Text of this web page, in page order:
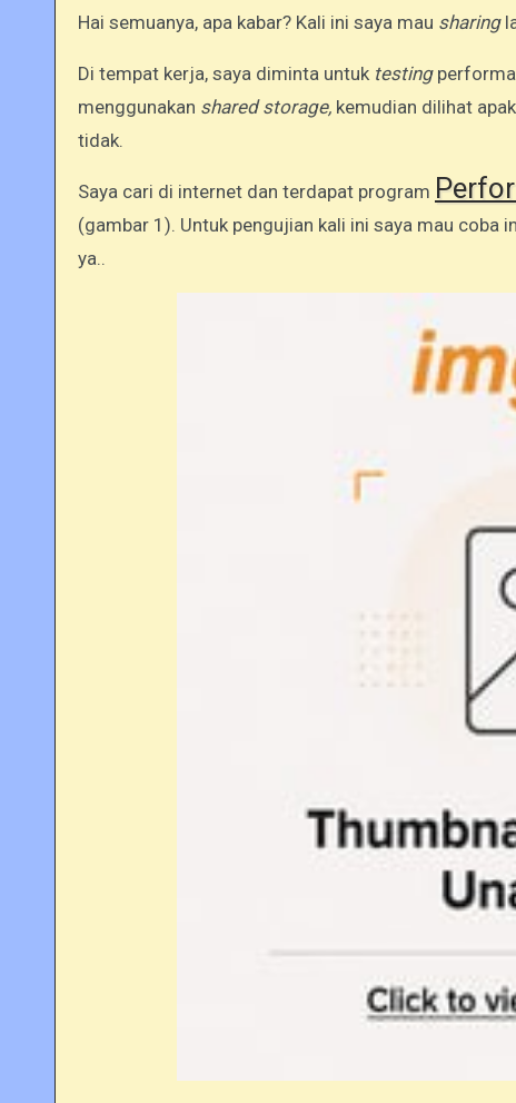
Hai semuanya, apa kabar? Kali ini saya mau sharing
Di tempat kerja, saya diminta untuk testing
menggunakan shared storage, kemudian dilihat
tidak.
Saya cari di internet dan terdapat program
(gambar 1). Untuk pengujian kali ini saya mau coba
ya..